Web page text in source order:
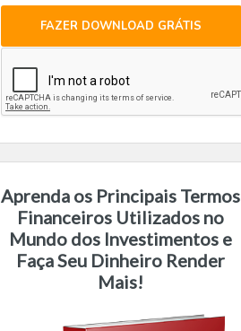
FAZER DOWNLOAD GRÁTIS
Aprenda os Principais Termos
Financeiros Utilizados no
Mundo dos Investimentos e
Faça Seu Dinheiro Render
Mais!